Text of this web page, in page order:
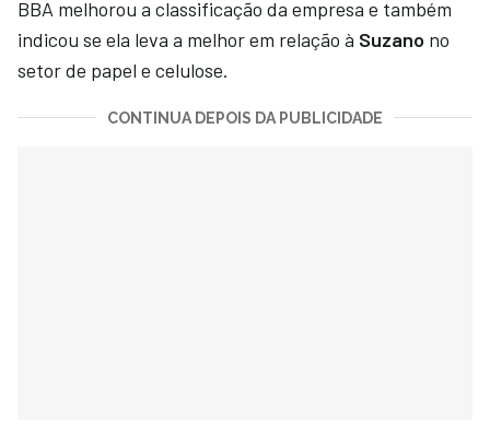
BBA melhorou a classificação da empresa e também
indicou se ela leva a melhor em relação à Suzano no
setor de papel e celulose.
CONTINUA DEPOIS DA PUBLICIDADE